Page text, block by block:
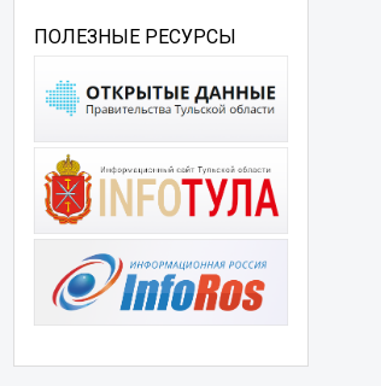
ПОЛЕЗНЫЕ РЕСУРСЫ